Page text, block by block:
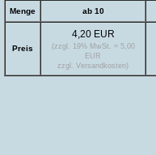
Menge ab 10
Preis
4,20 EUR
(zzgl. 19% MwSt. = 5,00
EUR
zzgl. Versandkosten)